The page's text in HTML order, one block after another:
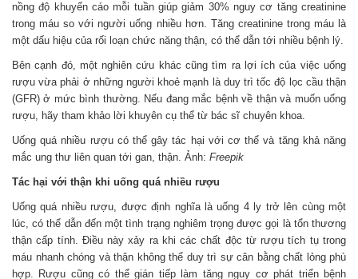
nồng độ khuyến cáo mỗi tuần giúp giảm 30% nguy cơ tăng creatinine
trong máu so với người uống nhiều hơn. Tăng creatinine trong máu là
một dấu hiệu của rối loạn chức năng thận, có thể dẫn tới nhiều bệnh lý.
Bên cạnh đó, một nghiên cứu khác cũng tìm ra lợi ích của việc uống
rượu vừa phải ở những người khoẻ mạnh là duy trì tốc độ lọc cầu thận
(GFR) ở mức bình thường. Nếu đang mắc bệnh về thận và muốn uống
rượu, hãy tham khảo lời khuyên cụ thể từ bác sĩ chuyên khoa.
Uống quá nhiều rượu có thể gây tác hại với cơ thể và tăng khả năng
mắc ung thư liên quan tới gan, thận. Ảnh: Freepik
Tác hại với thận khi uống quá nhiều rượu
Uống quá nhiều rượu, được định nghĩa là uống 4 ly trở lên cùng một
lúc, có thể dẫn đến một tình trạng nghiêm trọng được gọi là tổn thương
thận cấp tính. Điều này xảy ra khi các chất độc từ rượu tích tụ trong
máu nhanh chóng và thận không thể duy trì sự cân bằng chất lỏng phù
hợp. Rượu cũng có thể gián tiếp làm tăng nguy cơ phát triển bệnh